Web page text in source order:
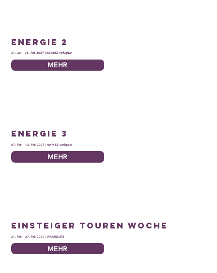
Energie 2
31. Jan – 06. Feb 2027 | nur MBZ verfügbar
MEHR
Energie 3
07. Feb – 13. Feb 2027 | nur MBZ verfügbar
MEHR
Einsteiger Touren Woche
21. Feb – 27. Feb 2027 | WARTELISTE
MEHR